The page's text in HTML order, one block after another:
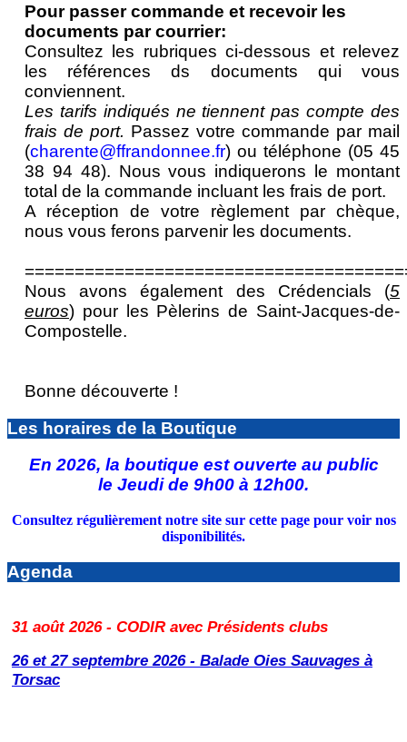
Pour passer commande et recevoir les
documents par courrier:
Consultez les rubriques ci-dessous et relevez
les références ds documents qui vous
conviennent.
Les tarifs indiqués ne tiennent pas compte des
frais de port. Passez votre commande par mail
(charente@ffrandonnee.fr) ou téléphone (05 45
38 94 48). Nous vous indiquerons le montant
total de la commande incluant les frais de port.
A réception de votre règlement par chèque,
nous vous ferons parvenir les documents.
Nous avons également des Crédencials (5
euros) pour les Pèlerins de Saint-Jacques-de-
Compostelle.
Bonne découverte !
Les horaires de la Boutique
En 2026, la boutique est ouverte au public
le Jeudi de 9h00 à 12h00.
Consultez régulièrement notre site sur cette page pour voir nos
disponibilités.
Agenda
31 août 2026 - CODIR avec Présidents clubs
26 et 27 septembre 2026 - Balade Oies Sauvages à
Torsac